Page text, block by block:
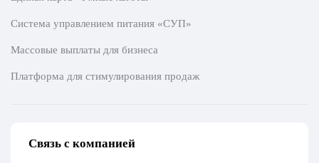
Система управлением питания «СУП»
Массовые выплаты для бизнеса
Платформа для стимулирования продаж
Связь с компанией